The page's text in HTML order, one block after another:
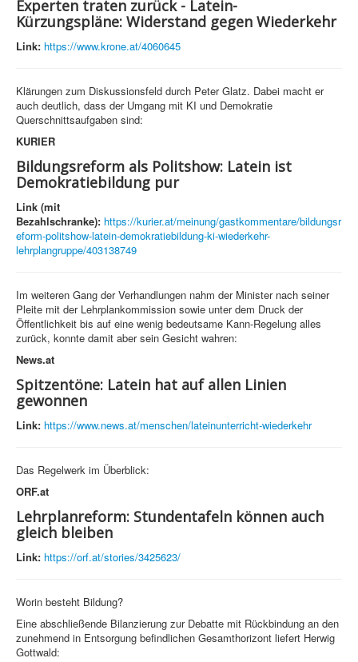
Experten traten zurück - Latein-
Kürzungspläne: Widerstand gegen Wiederkehr
Link: https://www.krone.at/4060645
Klärungen zum Diskussionsfeld durch Peter Glatz. Dabei macht er
auch deutlich, dass der Umgang mit KI und Demokratie
Querschnittsaufgaben sind:
KURIER
Bildungsreform als Politshow: Latein ist
Demokratiebildung pur
Link (mit
Bezahlschranke): https://kurier.at/meinung/gastkommentare/bildungsr
eform-politshow-latein-demokratiebildung-ki-wiederkehr-
lehrplangruppe/403138749
Im weiteren Gang der Verhandlungen nahm der Minister nach seiner
Pleite mit der Lehrplankommission sowie unter dem Druck der
Öffentlichkeit bis auf eine wenig bedeutsame Kann-Regelung alles
zurück, konnte damit aber sein Gesicht wahren:
News.at
Spitzentöne: Latein hat auf allen Linien
gewonnen
Link: https://www.news.at/menschen/lateinunterricht-wiederkehr
Das Regelwerk im Überblick:
ORF.at
Lehrplanreform: Stundentafeln können auch
gleich bleiben
Link: https://orf.at/stories/3425623/
Worin besteht Bildung?
Eine abschließende Bilanzierung zur Debatte mit Rückbindung an den
zunehmend in Entsorgung befindlichen Gesamthorizont liefert Herwig
Gottwald: